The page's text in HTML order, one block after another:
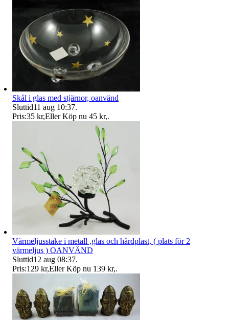
Skål i glas med stjärnor, oanvänd
Sluttid11 aug 10:37.
Pris:35 kr,Eller Köp nu 45 kr,.
Värmeljusstake i metall ,glas och hårdplast, ( plats för 2
värmeljus ) OANVÄND
Sluttid12 aug 08:37.
Pris:129 kr,Eller Köp nu 139 kr,.